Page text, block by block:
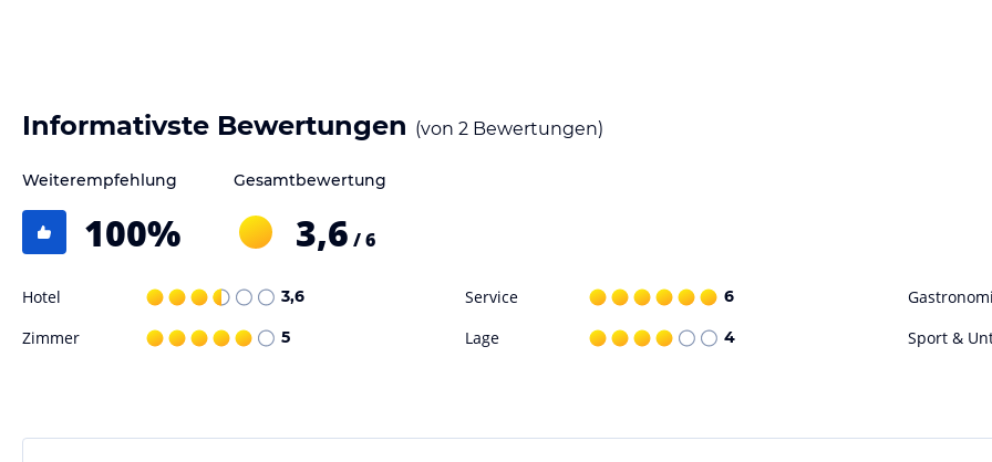
Informativste Bewertungen (von 2 Bewertungen)
Weiterempfehlung
100%
Gesamtbewertung
3,6 / 6
Hotel 3,6 Service 6
Zimmer 5 Lage 4 Sport &